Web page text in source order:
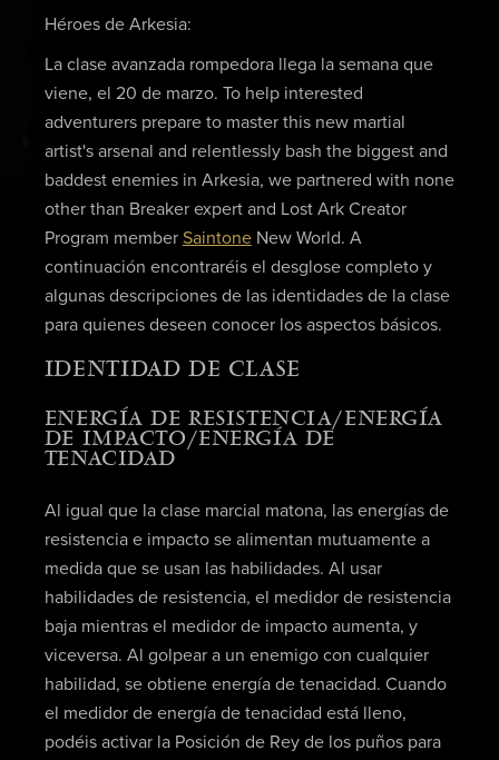
Héroes de Arkesia:
La clase avanzada rompedora llega la semana que
viene, el 20 de marzo. To help interested
adventurers prepare to master this new martial
artist's arsenal and relentlessly bash the biggest and
baddest enemies in Arkesia, we partnered with none
other than Breaker expert and Lost Ark Creator
Program member SaintoneNew World. A
continuación encontraréis el desglose completo y
algunas descripciones de las identidades de la clase
para quienes deseen conocer los aspectos básicos.
IDENTIDAD DE CLASE
ENERGÍA DE RESISTENCIA/ENERGÍA
DE IMPACTO/ENERGÍA DE
TENACIDAD
Al igual que la clase marcial matona, las energías de
resistencia e impacto se alimentan mutuamente a
medida que se usan las habilidades. Al usar
habilidades de resistencia, el medidor de resistencia
baja mientras el medidor de impacto aumenta, y
viceversa. Al golpear a un enemigo con cualquier
habilidad, se obtiene energía de tenacidad. Cuando
el medidor de energía de tenacidad está lleno,
podéis activar la Posición de Rey de los puños para